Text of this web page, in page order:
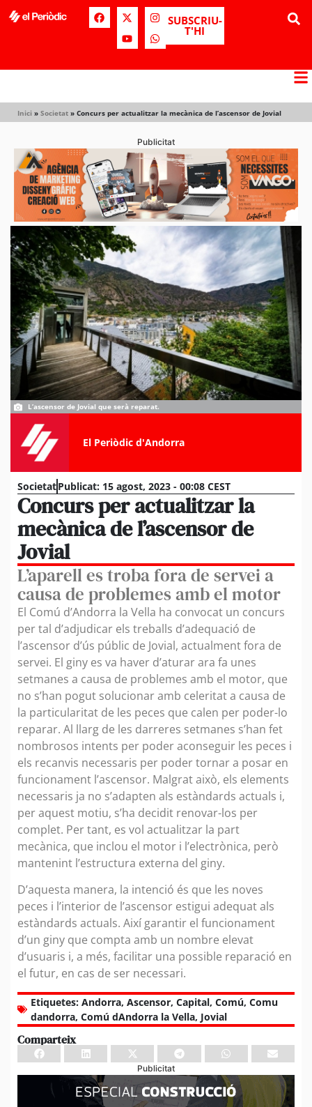
SUBSCRIU-
T'HI
Inici » Societat » Concurs per actualitzar la mecànica de l’ascensor de Jovial
Publicitat
L’ascensor de Jovial que serà reparat.
El Periòdic d'Andorra
SocietatPublicat: 15 agost, 2023 - 00:08 CEST
Concurs per actualitzar la
mecànica de l’ascensor de
Jovial
L’aparell es troba fora de servei a
causa de problemes amb el motor
El Comú d’Andorra la Vella ha convocat un concurs
per tal d’adjudicar els treballs d’adequació de
l’ascensor d’ús públic de Jovial, actualment fora de
servei. El giny es va haver d’aturar ara fa unes
setmanes a causa de problemes amb el motor, que
no s’han pogut solucionar amb celeritat a causa de
la particularitat de les peces que calen per poder-lo
reparar. Al llarg de les darreres setmanes s’han fet
nombrosos intents per poder aconseguir les peces i
els recanvis necessaris per poder tornar a posar en
funcionament l’ascensor. Malgrat això, els elements
necessaris ja no s’adapten als estàndards actuals i,
per aquest motiu, s’ha decidit renovar-los per
complet. Per tant, es vol actualitzar la part
mecànica, que inclou el motor i l’electrònica, però
mantenint l’estructura externa del giny.
D’aquesta manera, la intenció és que les noves
peces i l’interior de l’ascensor estigui adequat als
estàndards actuals. Així garantir el funcionament
d’un giny que compta amb un nombre elevat
d’usuaris i, a més, facilitar una possible reparació en
el futur, en cas de ser necessari.
Etiquetes: Andorra, Ascensor, Capital, Comú, Comu
dandorra, Comú dAndorra la Vella, Jovial
Comparteix
Publicitat